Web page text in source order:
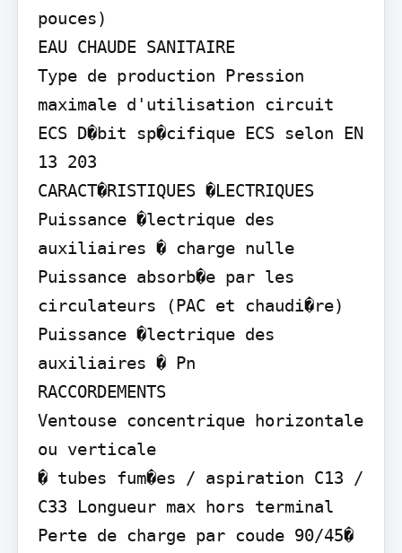
pouces)
EAU CHAUDE SANITAIRE
Type de production Pression
maximale d'utilisation circuit
ECS D�bit sp�cifique ECS selon EN
13 203
CARACT�RISTIQUES �LECTRIQUES
Puissance �lectrique des
auxiliaires � charge nulle
Puissance absorb�e par les
circulateurs (PAC et chaudi�re)
Puissance �lectrique des
auxiliaires � Pn
RACCORDEMENTS
Ventouse concentrique horizontale
ou verticale
� tubes fum�es / aspiration C13 /
C33 Longueur max hors terminal
Perte de charge par coude 90/45�